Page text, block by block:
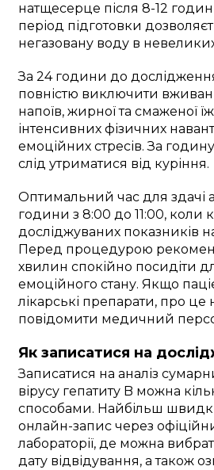
натщесерце після 8-12
період підготовки
негазовану воду в невеликих
За 24 години до
повністю виключити
напоїв, жирної та смаженої
інтенсивних фізичних
емоційних стресів. За
слід утриматися від куріння.
Оптимальний час для здачі
години з 8:00 до 11:00, коли
досліджуваних показників
Перед процедурою
хвилин спокійно посидіти
емоційного стану. Якщо
лікарські препарати, про це
повідомити медичний
Як записатися на
Записатися на аналіз
вірусу гепатиту B можна
способами. Найбільш
онлайн-запис через
лабораторії, де можна
дату відвідування, а також